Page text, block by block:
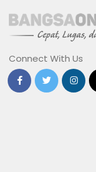
Connect With Us